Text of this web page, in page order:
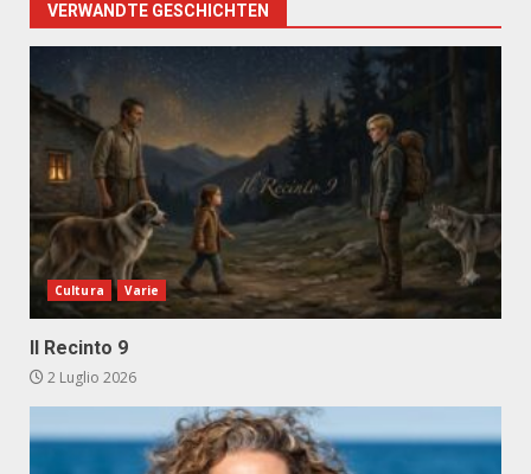
VERWANDTE GESCHICHTEN
Cultura Varie
Il Recinto 9
2 Luglio 2026